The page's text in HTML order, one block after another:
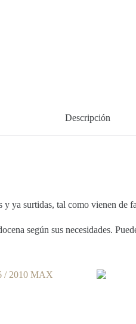
Descripción
ya surtidas, tal como vienen de
según sus necesidades.